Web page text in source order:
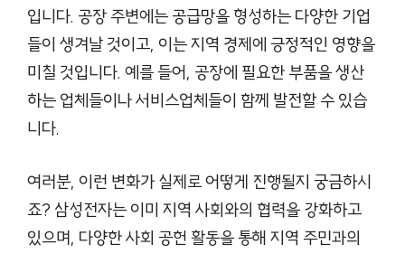
입니다. 공장 주변에는 공급망을 형성하는 다양한 기업
들이 생겨날 것이고, 이는 지역 경제에 긍정적인 영향을
미칠 것입니다. 예를 들어, 공장에 필요한 부품을 생산
하는 업체들이나 서비스업체들이 함께 발전할 수 있습
니다.
여러분, 이런 변화가 실제로 어떻게 진행될지 궁금하시
죠? 삼성전자는 이미 지역 사회와의 협력을 강화하고
있으며, 다양한 사회 공헌 활동을 통해 지역 주민과의